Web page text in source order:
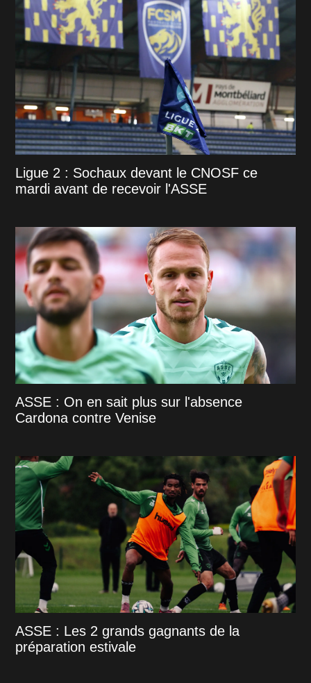
Ligue 2 : Sochaux devant le CNOSF ce
mardi avant de recevoir l'ASSE
ASSE : On en sait plus sur l'absence
Cardona contre Venise
ASSE : Les 2 grands gagnants de la
préparation estivale